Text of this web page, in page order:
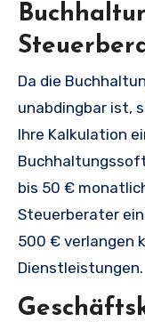
Da die
unabdingbar ist,
Ihre Kalkulation
bis 50 €
Steuerberater
500 € verlangen
Dienstleistungen.